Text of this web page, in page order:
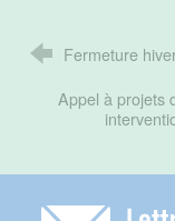
Fermeture
Appel à projets